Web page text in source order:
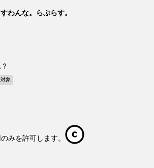
わんな。らぷらす。
象
みを許可します。